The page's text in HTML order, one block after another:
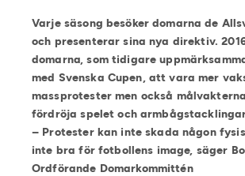
Varje säsong besöker domarna de
och presenterar sina nya direktiv.
domarna, som tidigare
med Svenska Cupen, att vara mer
massprotester men också
fördröja spelet och
– Protester kan inte skada någon
inte bra för fotbollens image, säger
Ordförande Domarkommittén